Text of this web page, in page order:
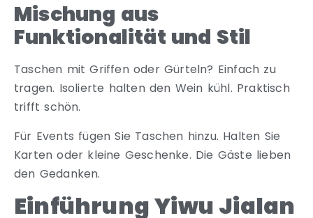
Mischung aus
Funktionalität und Stil
Taschen mit Griffen oder Gürteln? Einfach zu
tragen. Isolierte halten den Wein kühl. Praktisch
trifft schön.
Für Events fügen Sie Taschen hinzu. Halten Sie
Karten oder kleine Geschenke. Die Gäste lieben
den Gedanken.
Einführung Yiwu Jialan